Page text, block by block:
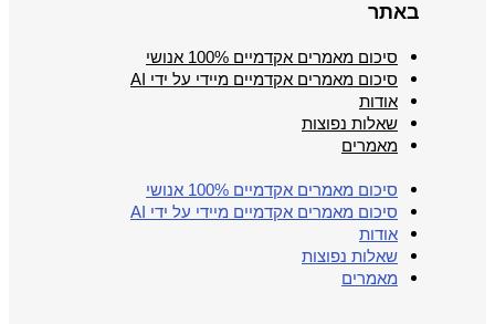
באתר
סיכום מאמרים אקדמיים 100% אנושי
סיכום מאמרים אקדמיים מיידי על ידי AI
אודות
שאלות נפוצות
מאמרים
סיכום מאמרים אקדמיים 100% אנושי
סיכום מאמרים אקדמיים מיידי על ידי AI
אודות
שאלות נפוצות
מאמרים